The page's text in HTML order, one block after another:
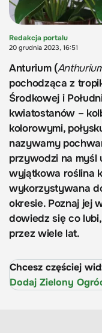
Redakcja portalu
20 grudnia 2023, 16:51
Anturium (
pochodząca z
Środkowej i
kwiatostanów –
kolorowymi,
nazywamy
przywodzi na myśl
wyjątkowa roślina
wykorzystywana
okresie. Poznaj jej
dowiedz się co
przez wiele lat.
Chcesz częściej
Dodaj Zielony